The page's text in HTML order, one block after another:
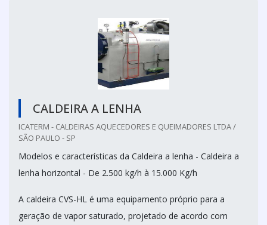
CALDEIRA A LENHA
ICATERM - CALDEIRAS AQUECEDORES E QUEIMADORES LTDA /
SÃO PAULO - SP
Modelos e características da Caldeira a lenha - Caldeira a
lenha horizontal - De 2.500 kg/h à 15.000 Kg/h
A caldeira CVS-HL é uma equipamento próprio para a
geração de vapor saturado, projetado de acordo com